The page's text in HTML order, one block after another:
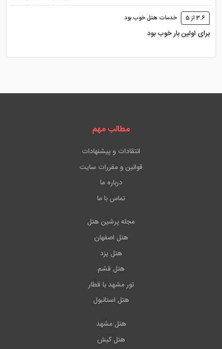
3.6 از 5 خدمات هتل خوب بود
برای اولین بار خوب بود
مطالب مهم
انتقادات و پیشنهادات
قوانین و مقررات سایت
درباره ما
تماس با ما
مجله پرشین هتل
هتل اصفهان
هتل یزد
هتل قشم
تور مشهد با قطار
هتل استانبول
هتل مشهد
هتل کیش